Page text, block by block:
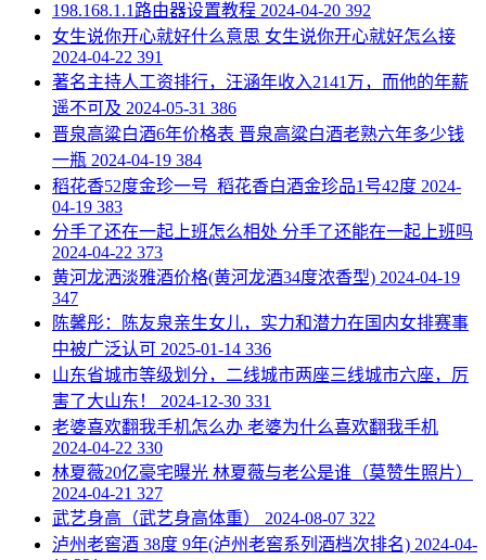
​198.168.1.1路由器设置教程 2024-04-20 392
​女生说你开心就好什么意思 女生说你开心就好怎么接
2024-04-22 391
​著名主持人工资排行，汪涵年收入2141万，而他的年薪
遥不可及 2024-05-31 386
​晋泉高粱白酒6年价格表 晋泉高粱白酒老熟六年多少钱
一瓶 2024-04-19 384
​稻花香52度金珍一号_稻花香白酒金珍品1号42度 2024-
04-19 383
​分手了还在一起上班怎么相处 分手了还能在一起上班吗
2024-04-22 373
​黄河龙洒淡雅酒价格(黄河龙酒34度浓香型) 2024-04-19
347
​陈馨彤：陈友泉亲生女儿，实力和潜力在国内女排赛事
中被广泛认可 2025-01-14 336
​山东省城市等级划分，二线城市两座三线城市六座，厉
害了大山东！
2024-12-30 331
​老婆喜欢翻我手机怎么办 老婆为什么喜欢翻我手机
2024-04-22 330
​林夏薇20亿豪宅曝光 林夏薇与老公是谁（莫赞生照片）
2024-04-21 327
​武艺身高（武艺身高体重）
2024-08-07 322
​泸州老窖酒 38度 9年(泸州老窖系列酒档次排名) 2024-04-